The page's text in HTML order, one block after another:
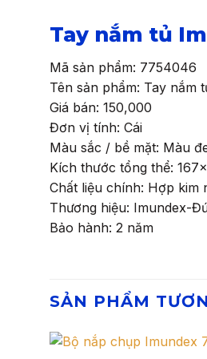
Tay nắm tủ
Mã sản phẩm: 7754046
Tên sản phẩm: Tay nắm
Giá bán: 150,000
Đơn vị tính: Cái
Màu sắc / bề mặt: Màu
Kích thước tổng thể:
Chất liệu chính: Hợp kim
Thương hiệu: Imundex-
Bảo hành: 2 năm
SẢN PHẨM